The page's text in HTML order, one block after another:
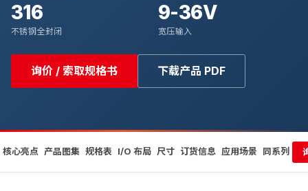
316
不锈钢全封闭
9-36V
宽压输入
询价 / 索取规格书 下载产品 PDF
核心亮点 产品图集 规格表 I/O 布局 尺寸 订货信息 应用场景 同系列